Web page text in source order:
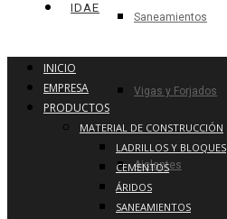
Saneamientos
Vigas y Forjados
Aislantes
IDAE
INICIO
EMPRESA
PRODUCTOS
MATERIAL DE CONSTRUCCIÓN
LADRILLOS Y BLOQUES
CEMENTOS
ÁRIDOS
SANEAMIENTOS